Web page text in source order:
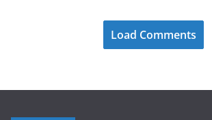
Load Comments